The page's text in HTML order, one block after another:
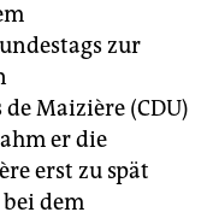
zur
Maizière (CDU)
er die
erst zu spät
dem